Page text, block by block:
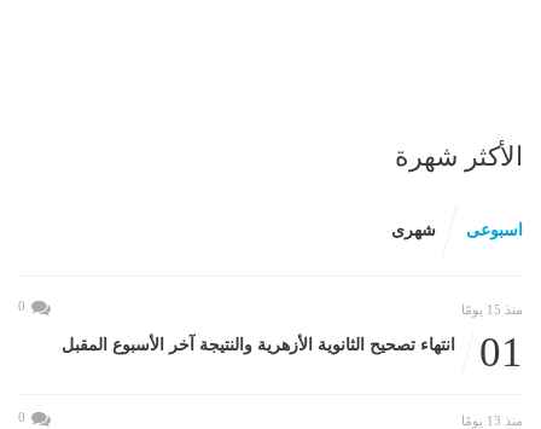
الأكثر شهرة
اسبوعى شهرى
منذ 15 يومًا 0
01 انتهاء تصحيح الثانوية الأزهرية والنتيجة آخر الأسبوع المقبل
منذ 13 يومًا 0